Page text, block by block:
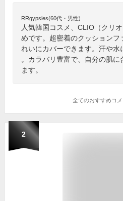
RRgypsies(60代・男性)
人気韓国コスメ、CLIO（クリ
めです。超密着のクッションフ
れいにカバーできます。汗や水
。カラバリ豊富で、自分の肌に
ます。
全てのおすすめコメ
2